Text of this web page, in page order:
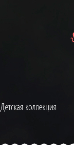
Детская коллекция